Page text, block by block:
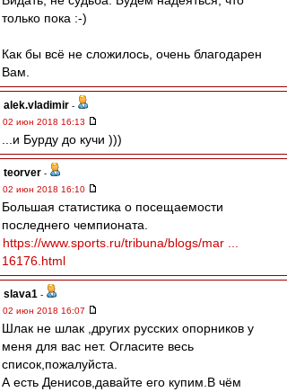
только пока :-)
Как бы всё не сложилось, очень благодарен
Вам.
alek.vladimir -
02 июн 2018 16:13
...и Бурду до кучи )))
teorver -
02 июн 2018 16:10
Большая статистика о посещаемости
последнего чемпионата.
https://www.sports.ru/tribuna/blogs/mar ...
16176.html
slava1 -
02 июн 2018 16:07
Шлак не шлак ,других русских опорников у
меня для вас нет. Огласите весь
список,пожалуйста.
А есть Денисов,давайте его купим.В чём